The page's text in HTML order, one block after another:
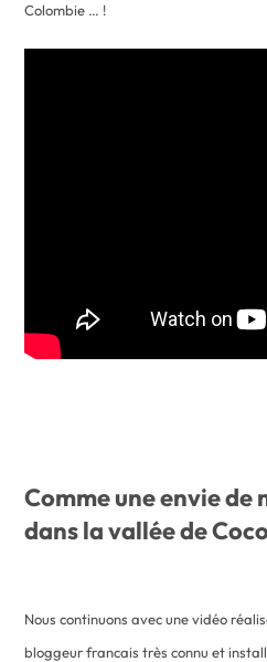
Colombie … !
Comme une envie de
dans la vallée de
Nous continuons avec une vidéo
bloggeur francais très connu et